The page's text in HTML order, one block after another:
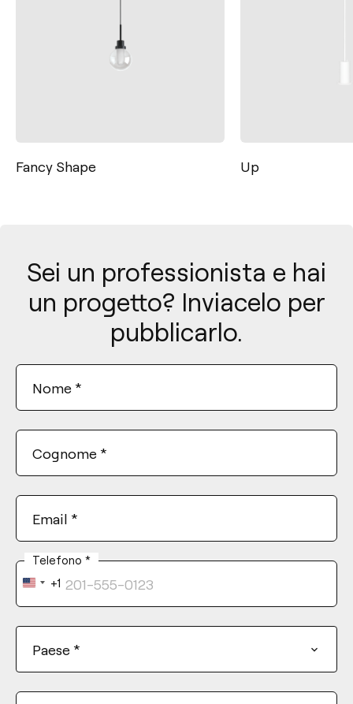
Shape
Sei un professionista e hai
un progetto? Inviacelo per
pubblicarlo.
Nome *
Cognome *
Email *
Telefono *
United
States
+1
Paese *